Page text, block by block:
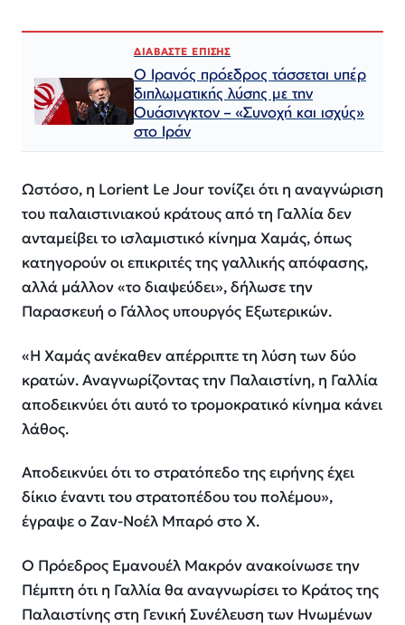
ΔΙΑΒΑΣΤΕ ΕΠΙΣΗΣ
Ο Ιρανός πρόεδρος τάσσεται υπέρ
διπλωματικής λύσης με την
Ουάσινγκτον – «Συνοχή και ισχύς»
στο Ιράν​​​​​​​​​​​​​​​​​​​​​​​​​​​​​​​​​​​​​​​​​​​​​​​​​​
Ωστόσο, η Lorient LeJourτονίζει ότι η αναγνώριση
του παλαιστινιακού κράτους από τη Γαλλία δεν
ανταμείβει το ισλαμιστικό κίνημα Χαμάς, όπως
κατηγορούν οι επικριτές της γαλλικής απόφασης,
αλλά μάλλον «το διαψεύδει», δήλωσε την
Παρασκευή ο Γάλλος υπουργός Εξωτερικών.
«Η Χαμάς ανέκαθεν απέρριπτε τη λύση των δύο
κρατών. Αναγνωρίζοντας την Παλαιστίνη, η Γαλλία
αποδεικνύει ότι αυτό το τρομοκρατικό κίνημα κάνει
λάθος.
Αποδεικνύει ότι το στρατόπεδο της ειρήνης έχει
δίκιο έναντι του στρατοπέδου του πολέμου»,
έγραψε ο Ζαν-Νοέλ Μπαρό στο X.
Ο Πρόεδρος Εμανουέλ Μακρόν ανακοίνωσε την
Πέμπτη ότι η Γαλλία θα αναγνωρίσει το Κράτος της
Παλαιστίνης στη Γενική Συνέλευση των Ηνωμένων